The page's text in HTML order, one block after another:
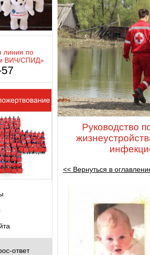
линия по
ВИЧ/СПИД»
ответ
Руководство
<< Вернуться в